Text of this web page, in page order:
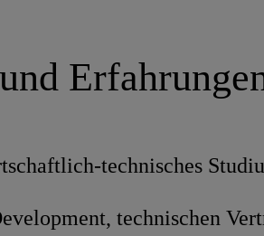
technisches
technischen